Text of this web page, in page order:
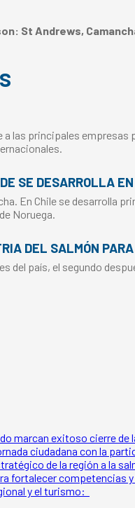
St Andrews,
a las principales
SE DESARROLLA
En Chile se desarrolla
Noruega.
DEL SALMÓN
país, el segundo
marcan exitoso cierre de
ciudadana con la
de la región a la
fortalecer competencias
y el turismo: